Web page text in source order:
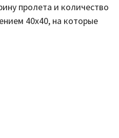
пролета и количество
40х40, на которые